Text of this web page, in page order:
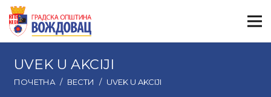
UVEK U AKCIJI
ПОЧЕТНА / ВЕСТИ / UVEK U AKCIJI